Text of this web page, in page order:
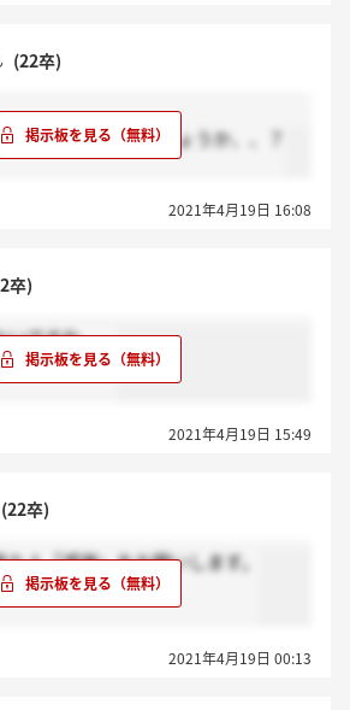
(22卒)
今日中に来るのでしょうか、、？
2021年4月19日 16:08
卒)
いですね、、
2021年4月19日 15:49
(22卒)
人「感謝」をお願いします。
2021年4月19日 00:13